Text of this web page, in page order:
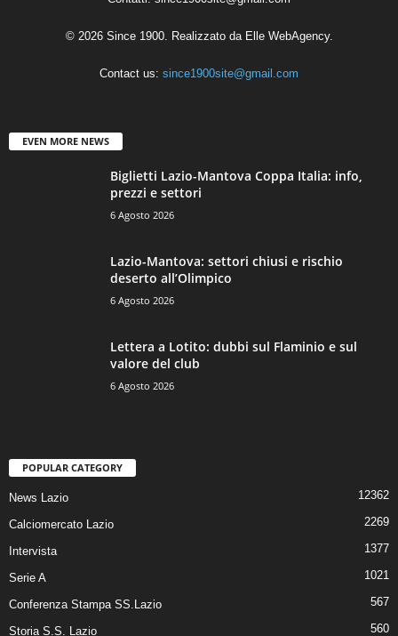
© 2026 Since 1900. Realizzato da Elle WebAgency.
Contact us: since1900site@gmail.com
EVEN MORE NEWS
Biglietti Lazio-Mantova Coppa Italia: info,
prezzi e settori
6 Agosto 2026
Lazio-Mantova: settori chiusi e rischio
deserto all’Olimpico
6 Agosto 2026
Lettera a Lotito: dubbi sul Flaminio e sul
valore del club
6 Agosto 2026
POPULAR CATEGORY
News Lazio 12362
Calciomercato Lazio 2269
Intervista 1377
Serie A 1021
Conferenza Stampa SS.Lazio 567
Storia S.S. Lazio 560